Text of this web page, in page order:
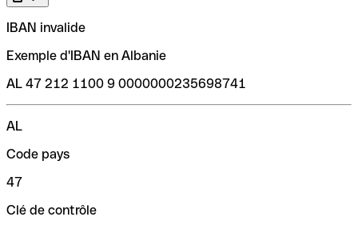
IBAN invalide
Exemple d'IBAN en Albanie
AL 47 212 1100 9 0000000235698741
AL
Code pays
47
Clé de contrôle